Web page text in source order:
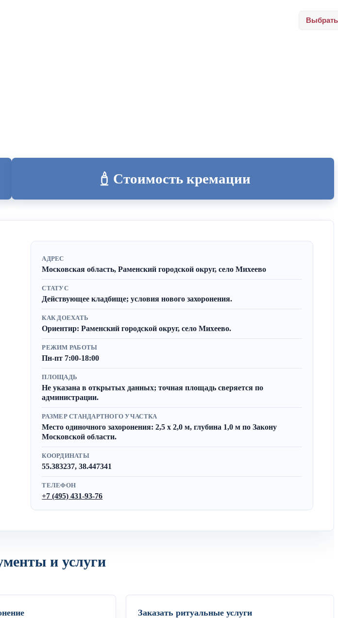
Стоимость кремации
АДРЕС
Московская область, Раменский городской округ, село Михеево
СТАТУС
Действующее кладбище; условия нового захоронения.
КАК ДОЕХАТЬ
Ориентир: Раменский городской округ, село Михеево.
РЕЖИМ РАБОТЫ
Пн-пт 7:00-18:00
ПЛОЩАДЬ
Не указана в открытых данных; точная площадь сверяется по
администрации.
РАЗМЕР СТАНДАРТНОГО УЧАСТКА
Место одиночного захоронения: 2,5 x 2,0 м, глубина 1,0 м по Закону
Московской области.
КООРДИНАТЫ
55.383237, 38.447341
ТЕЛЕФОН
+7 (495) 431-93-76
и услуги
Заказать ритуальные услуги